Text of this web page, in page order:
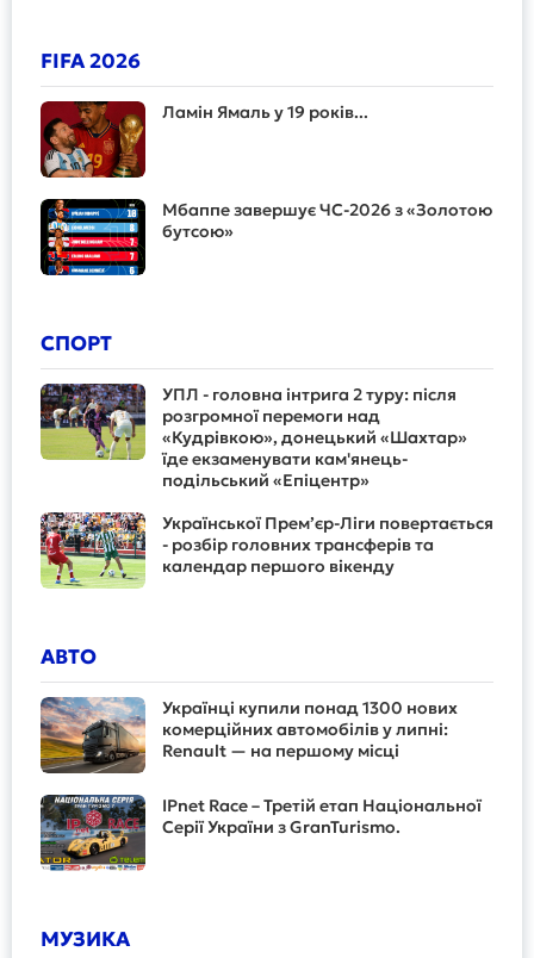
FIFA 2026
Ламін Ямаль у 19 років...
Мбаппе завершує ЧС-2026 з «Золотою
бутсою»
СПОРТ
УПЛ - головна інтрига 2 туру: після
розгромної перемоги над
«Кудрівкою», донецький «Шахтар»
їде екзаменувати кам'янець-
подільський «Епіцентр»
Української Прем’єр-Ліги повертається
- розбір головних трансферів та
календар першого вікенду
АВТО
Українці купили понад 1300 нових
комерційних автомобілів у липні:
Renault — на першому місці
IPnet Race – Третій етап Національної
Серії України з GranTurismo.
МУЗИКА